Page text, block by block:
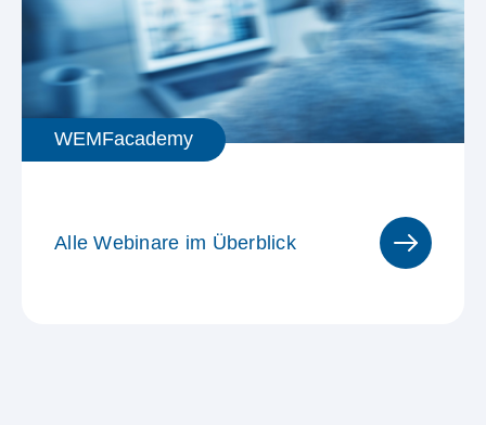
WEMFacademy
Alle Webinare im Überblick